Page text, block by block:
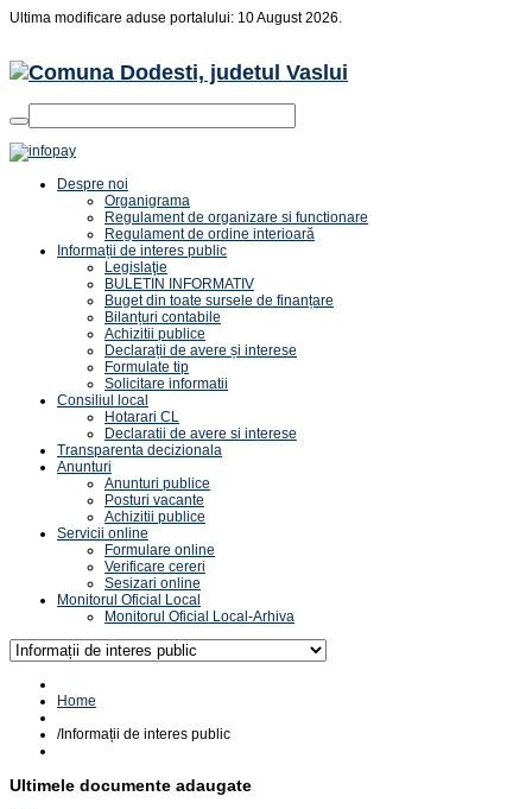
Ultima modificare aduse portalului: 10 August 2026.
Despre noi
Organigrama
Regulament de organizare si functionare
Regulament de ordine interioară
Informații de interes public
Legislaţie
BULETIN INFORMATIV
Buget din toate sursele de finanțare
Bilanțuri contabile
Achizitii publice
Declarații de avere și interese
Formulate tip
Solicitare informatii
Consiliul local
Hotarari CL
Declaratii de avere si interese
Transparenta decizionala
Anunturi
Anunturi publice
Posturi vacante
Achizitii publice
Servicii online
Formulare online
Verificare cereri
Sesizari online
Monitorul Oficial Local
Monitorul Oficial Local-Arhiva
Home
/Informații de interes public
Ultimele documente adaugate